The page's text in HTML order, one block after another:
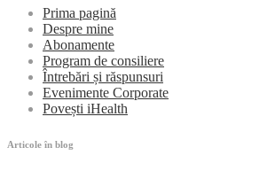
Prima pagină
Despre mine
Abonamente
Program de consiliere
Întrebări și răspunsuri
Evenimente Corporate
Povești iHealth
Articole în blog